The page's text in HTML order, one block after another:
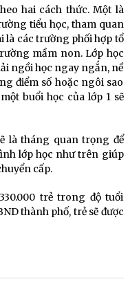
hai cách thức. Một là
tiểu học, tham quan
là các trường phối hợp tổ
mầm non. Lớp học
ngồi học ngay ngắn, nề
điểm số hoặc ngôi sao
buổi học của lớp 1 sẽ
là tháng quan trọng để
lớp học như trên giúp
cấp.
trẻ trong độ tuổi
thành phố, trẻ sẽ được